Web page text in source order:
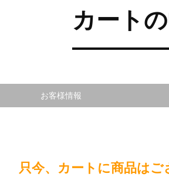
カート
お客様情報
只今、カートに商品はご